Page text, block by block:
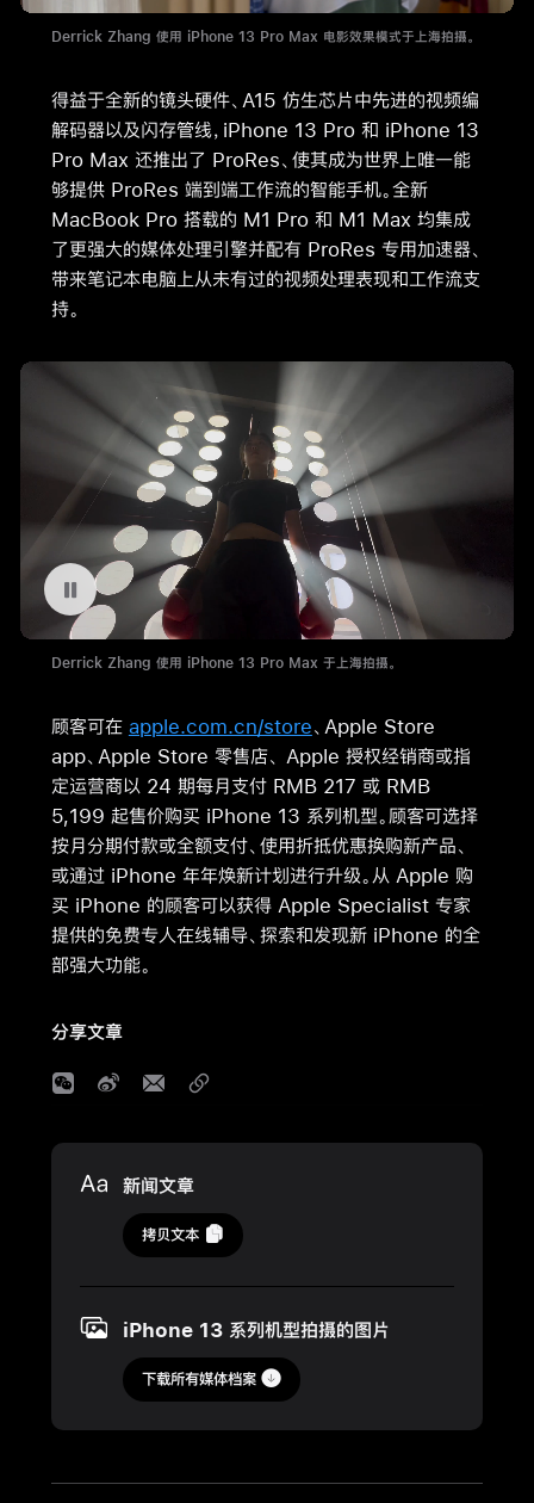
Derrick Zhang 使用 iPhone 13 Pro Max 电影效果模式于上海拍摄。
得益于全新的镜头硬件、A15 仿生芯片中先进的视频编
解码器以及闪存管线，iPhone 13 Pro 和 iPhone 13
Pro Max 还推出了 ProRes、使其成为世界上唯一能
够提供 ProRes 端到端工作流的智能手机。全新
MacBook Pro 搭载的 M1 Pro 和 M1 Max 均集成
了更强大的媒体处理引擎并配有 ProRes 专用加速器、
带来笔记本电脑上从未有过的视频处理表现和工作流支
持。
暂停播放视频 Derrick Zhang 使用 iPhone 13 Pro Max 于上海拍摄。
Derrick Zhang 使用 iPhone 13 Pro Max 于上海拍摄。
顾客可在 apple.com.cn/store、Apple Store
app、Apple Store 零售店、 Apple 授权经销商或指
定运营商以 24 期每月支付 RMB 217 或 RMB
5,199 起售价购买 iPhone 13 系列机型。顾客可选择
按月分期付款或全额支付、使用折抵优惠换购新产品、
或通过 iPhone 年年焕新计划进行升级。从 Apple 购
买 iPhone 的顾客可以获得 Apple Specialist 专家
提供的免费专人在线辅导、探索和发现新 iPhone 的全
部强大功能。
分享文章
新闻文章
2021
年
12
月
日
拷贝文本
iPhone 13 系列机型拍摄的图片
下载所有媒体档案